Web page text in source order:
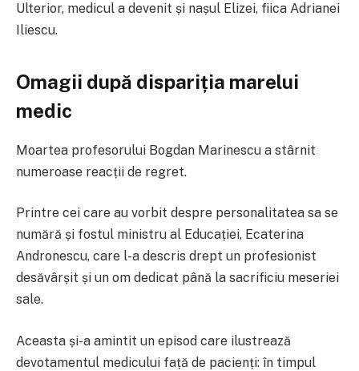
Ulterior, medicul a devenit și nașul Elizei, fiica Adrianei
Iliescu.
Omagii după dispariția marelui
medic
Moartea profesorului Bogdan Marinescu a stârnit
numeroase reacții de regret.
Printre cei care au vorbit despre personalitatea sa se
numără și fostul ministru al Educației, Ecaterina
Andronescu, care l-a descris drept un profesionist
desăvârșit și un om dedicat până la sacrificiu meseriei
sale.
Aceasta și-a amintit un episod care ilustrează
devotamentul medicului față de pacienți: în timpul